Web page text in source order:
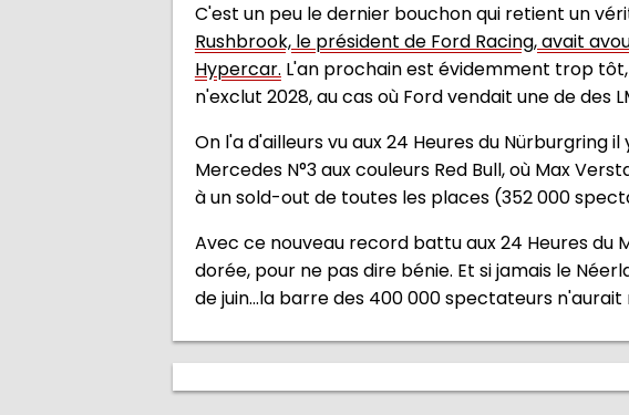
C'est un peu le dernier bouchon qui retient un
Rushbrook, le président de Ford Racing, avait
Hypercar. L'an prochain est évidemment trop
n'exclut 2028, au cas où Ford vendait une de des
On l'a d'ailleurs vu aux 24 Heures du Nürburgring
Mercedes N°3 aux couleurs Red Bull, où Max
à un sold-out de toutes les places (352 000
Avec ce nouveau record battu aux 24 Heures du
dorée, pour ne pas dire bénie. Et si jamais le
de juin...la barre des 400 000 spectateurs n'aurait